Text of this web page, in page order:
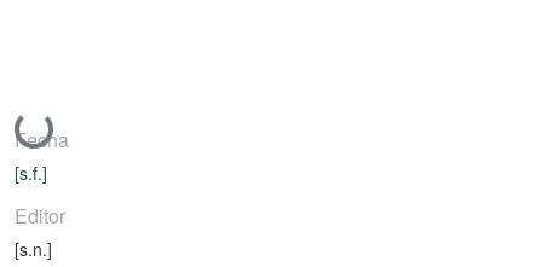
Cargando...
Fecha
[s.f.]
Editor
[s.n.]